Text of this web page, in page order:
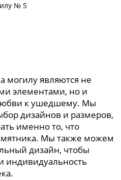
№ 5
могилу являются не
элементами, но и
к ушедшему. Мы
дизайнов и размеров,
именно то, что
Мы также можем
дизайн, чтобы
индивидуальность